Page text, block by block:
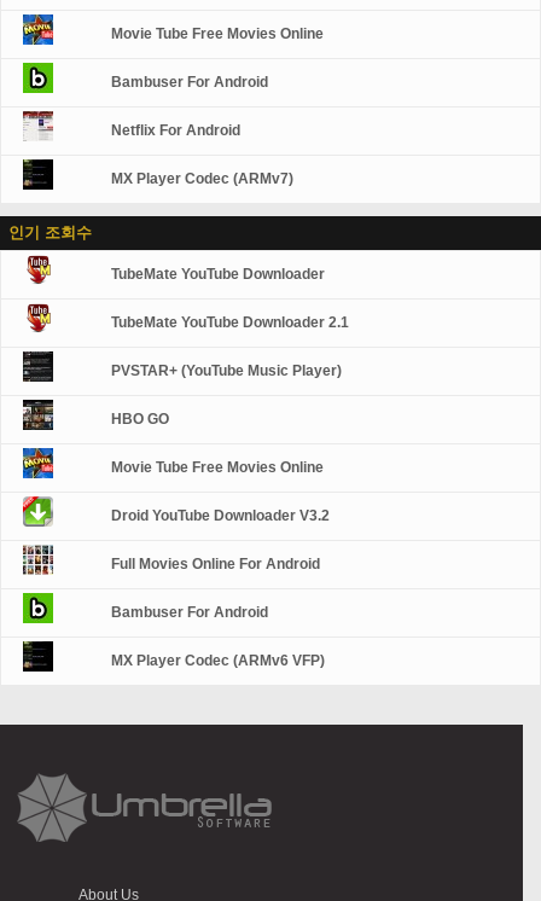
Movie Tube Free Movies Online
Bambuser For Android
Netflix For Android
MX Player Codec (ARMv7)
인기 조회수
TubeMate YouTube Downloader
TubeMate YouTube Downloader 2.1
PVSTAR+ (YouTube Music Player)
HBO GO
Movie Tube Free Movies Online
Droid YouTube Downloader V3.2
Full Movies Online For Android
Bambuser For Android
MX Player Codec (ARMv6 VFP)
About Us